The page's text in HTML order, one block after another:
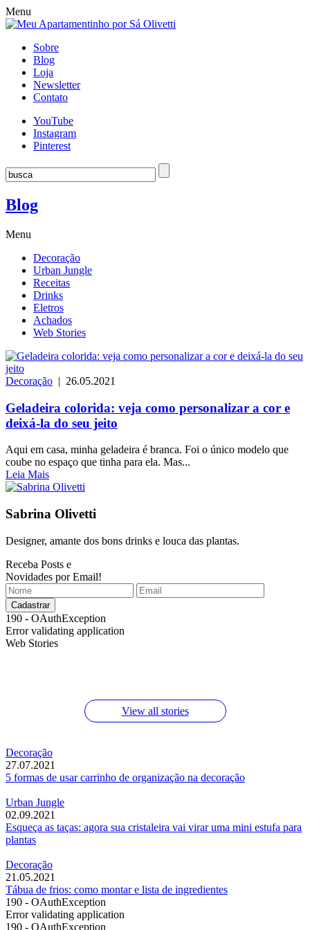
Menu
Sobre
Blog
Loja
Newsletter
Contato
YouTube
Instagram
Pinterest
Blog
Menu
Decoração
Urban Jungle
Receitas
Drinks
Eletros
Achados
Web Stories
Decoração | 26.05.2021
Geladeira colorida: veja como personalizar a cor e
deixá-la do seu jeito
Aqui em casa, minha geladeira é branca. Foi o único modelo que
coube no espaço que tinha para ela. Mas...
Leia Mais
Sabrina Olivetti
Designer, amante dos bons drinks e louca das plantas.
Receba Posts e
Novidades por Email!
190 - OAuthException
Error validating application
Web Stories
View all stories
Decoração
27.07.2021
5 formas de usar carrinho de organização na decoração
Urban Jungle
02.09.2021
Esqueça as taças: agora sua cristaleira vai virar uma mini estufa para
plantas
Decoração
21.05.2021
Tábua de frios: como montar e lista de ingredientes
190 - OAuthException
Error validating application
190 - OAuthException